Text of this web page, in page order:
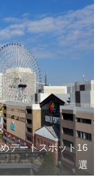
デートスポット16
選